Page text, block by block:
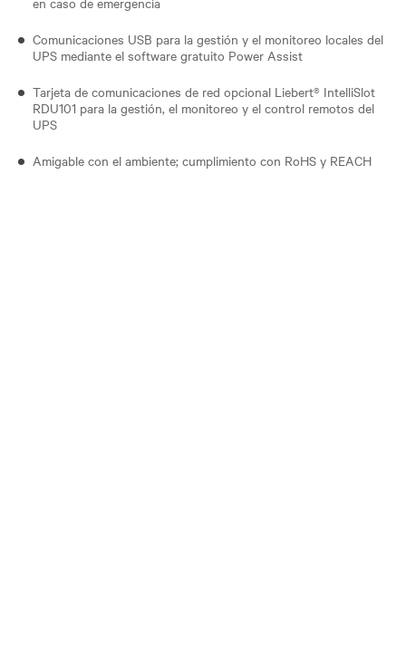
Comunicaciones USB para la gestión y el monitoreo locales del
UPS mediante el software gratuito Power Assist
Tarjeta de comunicaciones de red opcional Liebert® IntelliSlot
RDU101 para la gestión, el monitoreo y el control remotos del
UPS
Amigable con el ambiente; cumplimiento con RoHS y REACH